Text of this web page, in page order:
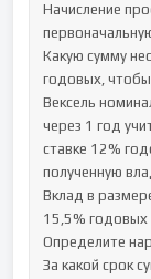
Начисление
Какую сумму
годовых,
Вексель
через 1 год
ставке 12%
полученную
Вклад в
15,5% годовых
Определите
За какой срок